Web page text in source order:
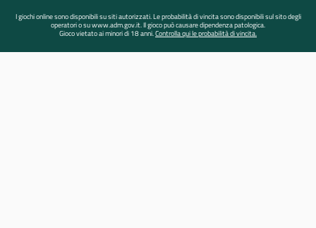
I giochi online sono disponibili su siti autorizzati. Le probabilità di vincita sono disponibili sul sito degli
operatori o su www.adm.gov.it. Il gioco può causare dipendenza patologica.
Gioco vietato ai minori di 18 anni.Controlla qui le probabilità di vincita.